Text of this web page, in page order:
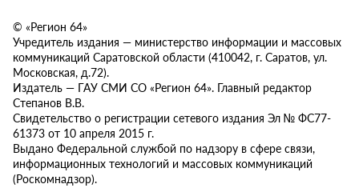
© «Регион 64»
Учредитель издания — министерство информации и массовых
коммуникаций Саратовской области (410042, г. Саратов, ул.
Московская, д.72).
Издатель — ГАУ СМИ СО «Регион 64». Главный редактор
Степанов В.В.
Свидетельство о регистрации сетевого издания Эл № ФС77-
61373 от 10 апреля 2015 г.
Выдано Федеральной службой по надзору в сфере связи,
информационных технологий и массовых коммуникаций
(Роскомнадзор).